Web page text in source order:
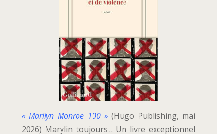
« Marilyn Monroe 100 » (Hugo Publishing, mai
2026) Marylin toujours… Un livre exceptionnel